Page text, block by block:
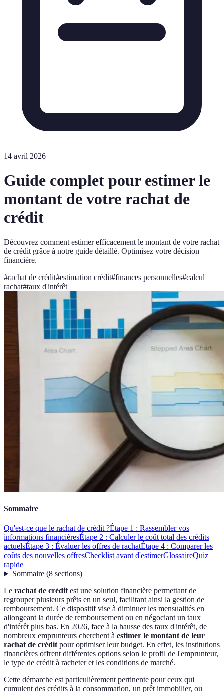
14 avril 2026
Guide complet pour estimer le
montant de votre rachat de
crédit
Découvrez comment estimer efficacement le montant de votre rachat
de crédit grâce à notre guide détaillé. Optimisez votre décision
financière.
#rachat de crédit#estimation crédit#finances personnelles#calcul
rachat#taux d'intérêt
Sommaire
Qu'est-ce que le rachat de crédit ?Étape 1 : Rassembler vos
informations financièresÉtape 2 : Calculer le coût total des crédits
actuelsÉtape 3 : Évaluer les offres de rachatÉtape 4 : Comparer les
coûts des nouvelles offresChecklist avant d'estimerGlossaireQuiz
rapide
Sommaire(8 sections)
Le rachat de créditest une solution financière permettant de
regrouper plusieurs prêts en un seul, facilitant ainsi la gestion de
remboursement. Ce dispositif vise à diminuer les mensualités en
allongeant la durée de remboursement ou en négociant un taux
d'intérêt plus bas. En 2026, face à la hausse des taux d'intérêt, de
nombreux emprunteurs cherchent à estimer le montant de leur
rachat de créditpour optimiser leur budget. En effet, les institutions
financières offrent différentes options selon le profil de l'emprunteur,
le type de crédit à racheter et les conditions de marché.
Cette démarche est particulièrement pertinente pour ceux qui
cumulent des crédits à la consommation, un prêt immobilier, ou